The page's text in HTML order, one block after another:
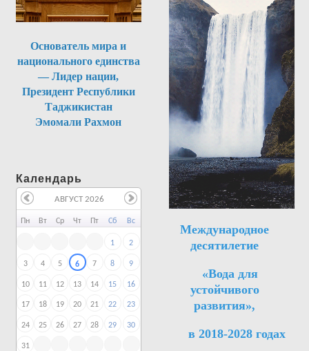
Основатель мира и
национального единства
— Лидер нации,
Президент Республики
Таджикистан
Эмомали Рахмон
Календарь
Пн Вт Ср Чт Пт Сб Вс
1 2
3 4 5 6 7 8 9
10 11 12 13 14 15 16
17 18 19 20 21 22 23
24 25 26 27 28 29 30
31
АВГУСТ 2026
Международное
десятилетие
«Вода для
устойчивого
развития»,
в 2018-2028 годах